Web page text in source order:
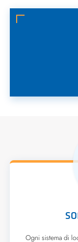
Ogni sistema di